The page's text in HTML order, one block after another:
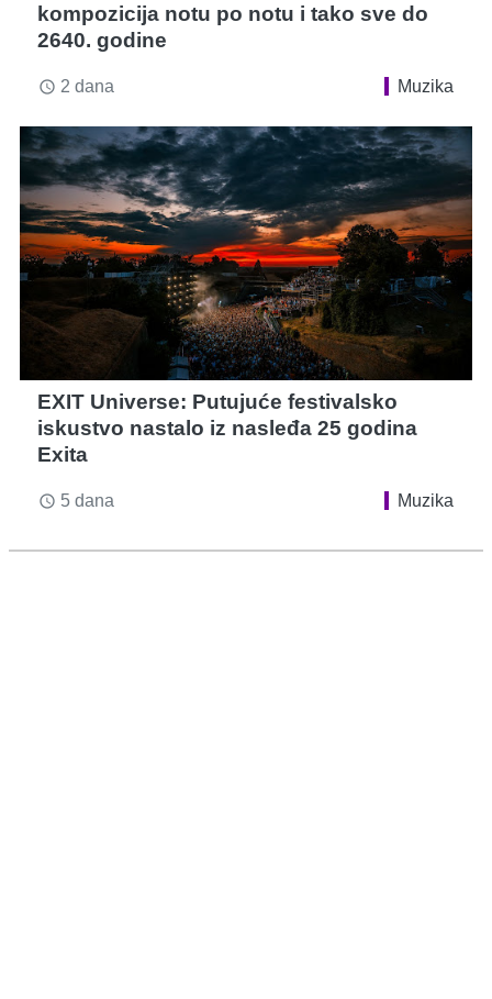
kompozicija notu po notu i tako sve do
2640. godine
access_time 2 dana Muzika
EXIT Universe: Putujuće festivalsko
iskustvo nastalo iz nasleđa 25 godina
Exita
access_time 5 dana Muzika